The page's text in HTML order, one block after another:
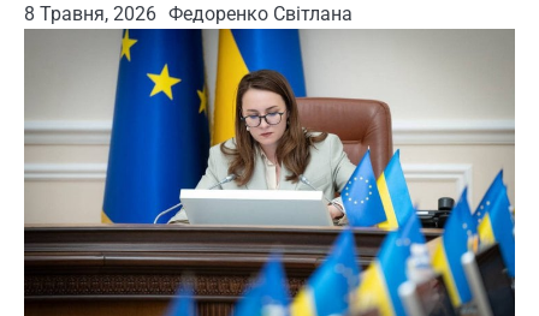
8 Травня, 2026 Федоренко Світлана